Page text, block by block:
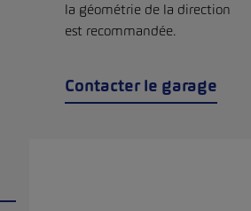
la géométrie de la direction
est recommandée.
Contacter le garage